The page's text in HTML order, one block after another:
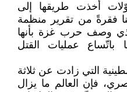
أخذت طريقها إلى
فقرةً من تقرير منظمة
يوليو 2025) الذي وصف حرب غزة بأنها
عمليات القتل
التي زادت عن ثلاثة
فإن العالم ما يزال